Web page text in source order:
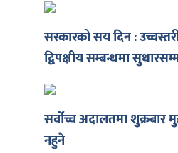
सरकारको सय दिन :
द्विपक्षीय सम्बन्धमा
सर्वोच्च अदालतमा शुक्रबार
नहुने